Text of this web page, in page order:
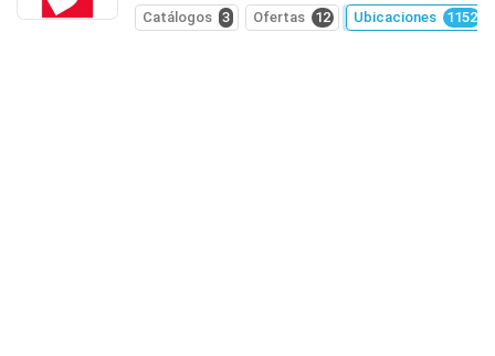
Catálogos 3 Ofertas 12 Ubicaciones 1152